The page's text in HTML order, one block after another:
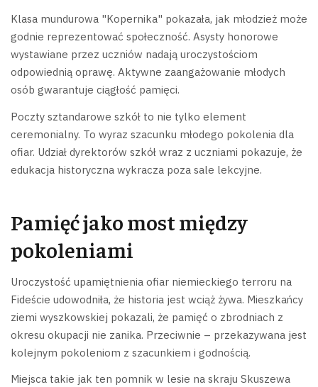
Klasa mundurowa "Kopernika" pokazała, jak młodzież może
godnie reprezentować społeczność. Asysty honorowe
wystawiane przez uczniów nadają uroczystościom
odpowiednią oprawę. Aktywne zaangażowanie młodych
osób gwarantuje ciągłość pamięci.
Poczty sztandarowe szkół to nie tylko element
ceremonialny. To wyraz szacunku młodego pokolenia dla
ofiar. Udział dyrektorów szkół wraz z uczniami pokazuje, że
edukacja historyczna wykracza poza sale lekcyjne.
Pamięć jako most między
pokoleniami
Uroczystość upamiętnienia ofiar niemieckiego terroru na
Fideście udowodniła, że historia jest wciąż żywa. Mieszkańcy
ziemi wyszkowskiej pokazali, że pamięć o zbrodniach z
okresu okupacji nie zanika. Przeciwnie – przekazywana jest
kolejnym pokoleniom z szacunkiem i godnością.
Miejsca takie jak ten pomnik w lesie na skraju Skuszewa